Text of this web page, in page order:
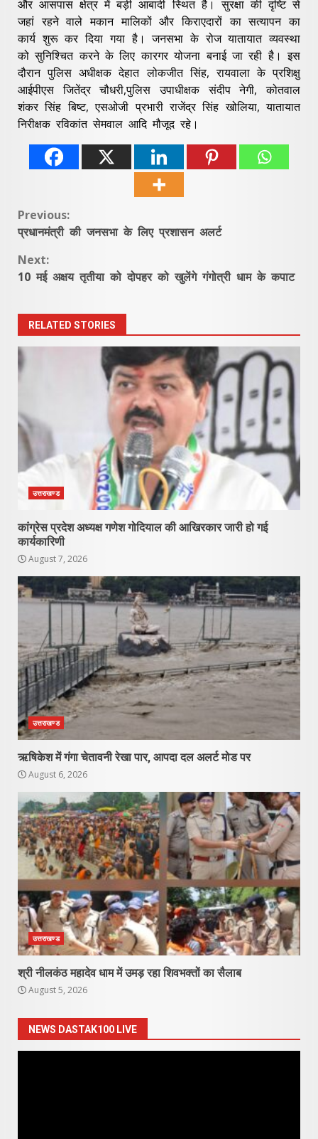
और आसपास क्षेत्र में बड़ी आबादी स्थित है। सुरक्षा की दृष्टि से
जहां रहने वाले मकान मालिकों और किराएदारों का सत्यापन का
कार्य शुरू कर दिया गया है। जनसभा के रोज यातायात व्यवस्था
को सुनिश्चित करने के लिए कारगर योजना बनाई जा रही है। इस
दौरान पुलिस अधीक्षक देहात लोकजीत सिंह, रायवाला के प्रशिक्षु
आईपीएस जितेंद्र चौधरी,पुलिस उपाधीक्षक संदीप नेगी, कोतवाल
शंकर सिंह बिष्ट, एसओजी प्रभारी राजेंद्र सिंह खोलिया, यातायात
निरीक्षक रविकांत सेमवाल आदि मौजूद रहे।
Continue
Reading
Previous:
प्रधानमंत्री की जनसभा के लिए प्रशासन अलर्ट
Next:
10 मई अक्षय तृतीया को दोपहर को खुलेंगे गंगोत्री धाम के कपाट
RELATED STORIES
उत्तराखण्ड
कांग्रेस प्रदेश अध्यक्ष गणेश गोदियाल की आखिरकार जारी हो गई
कार्यकारिणी
August 7, 2026
उत्तराखण्ड
ऋषिकेश में गंगा चेतावनी रेखा पार, आपदा दल अलर्ट मोड पर
August 6, 2026
उत्तराखण्ड
श्री नीलकंठ महादेव धाम में उमड़ रहा शिवभक्तों का सैलाब
August 5, 2026
NEWS DASTAK100 LIVE